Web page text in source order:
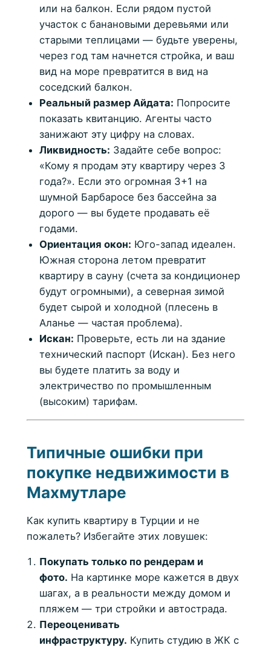
или на балкон. Если рядом пустой
участок с банановыми деревьями или
старыми теплицами — будьте уверены,
через год там начнется стройка, и ваш
вид на море превратится в вид на
соседский балкон.
Реальный размер Айдата: Попросите
показать квитанцию. Агенты часто
занижают эту цифру на словах.
Ликвидность: Задайте себе вопрос:
«Кому я продам эту квартиру через 3
года?». Если это огромная 3+1 на
шумной Барбаросе без бассейна за
дорого — вы будете продавать её
годами.
Ориентация окон: Юго-запад идеален.
Южная сторона летом превратит
квартиру в сауну (счета за кондиционер
будут огромными), а северная зимой
будет сырой и холодной (плесень в
Аланье — частая проблема).
Искан: Проверьте, есть ли на здание
технический паспорт (Искан). Без него
вы будете платить за воду и
электричество по промышленным
(высоким) тарифам.
Типичные ошибки при
покупке недвижимости в
Махмутларе
Как купить квартиру в Турции и не
пожалеть? Избегайте этих ловушек:
Покупать только по рендерам и
фото. На картинке море кажется в двух
шагах, а в реальности между домом и
пляжем — три стройки и автострада.
Переоценивать
инфраструктуру. Купить студию в ЖК с